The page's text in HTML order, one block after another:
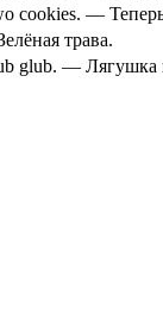
cookies. —
трава.
glub. — Лягушка